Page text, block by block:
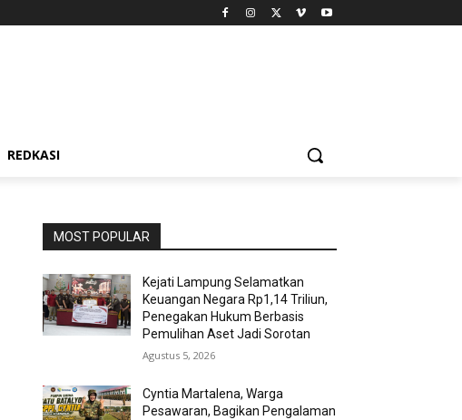
REDKASI
MOST POPULAR
Kejati Lampung Selamatkan
Keuangan Negara Rp1,14 Triliun,
Penegakan Hukum Berbasis
Pemulihan Aset Jadi Sorotan
Agustus 5, 2026
Cyntia Martalena, Warga
Pesawaran, Bagikan Pengalaman